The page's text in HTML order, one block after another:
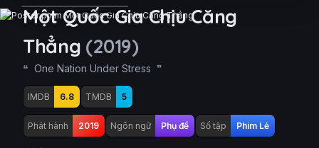
Một Quốc Gia Chịu Căng
Thẳng (2019)
One Nation Under Stress
IMDB 6.8 TMDB 5
Phát hành 2019 Ngôn ngữ Phụ đề Số tập Phim Lẻ